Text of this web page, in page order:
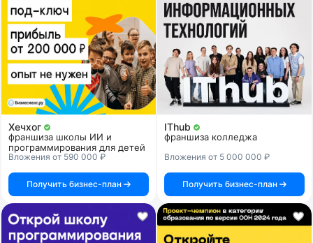
Хечхог
франшиза школы ИИ и
программирования для детей
Вложения от 590 000 ₽
Получить бизнес-план
IThub
франшиза колледжа
Вложения от 5 000 000 ₽
Получить бизнес-план